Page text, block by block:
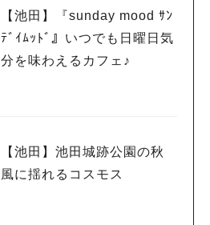
【池田】『sunday mood ｻﾝ
ﾃﾞｲﾑｯﾄﾞ』いつでも日曜日気
分を味わえるカフェ♪
【池田】池田城跡公園の秋
風に揺れるコスモス